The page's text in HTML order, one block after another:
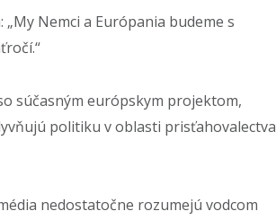
Nemci a Európania budeme s
súčasným európskym projektom,
politiku v oblasti prisťahovalectva
nedostatočne rozumejú vodcom